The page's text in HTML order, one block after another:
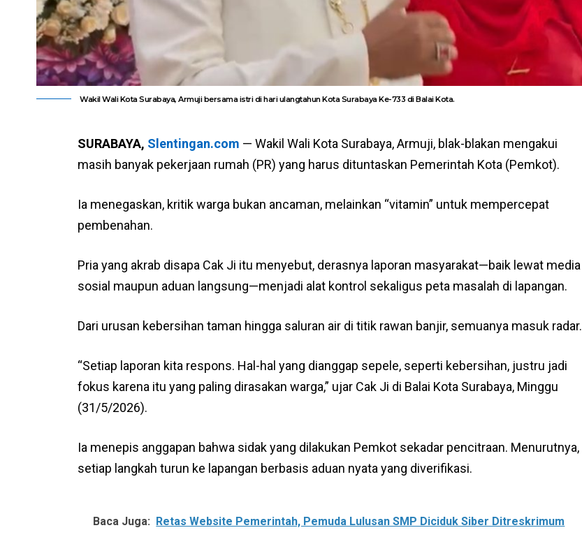
Wakil Wali Kota Surabaya, Armuji bersama istri di hari ulangtahun Kota Surabaya Ke-733 di Balai Kota.
SURABAYA, Slentingan.com — Wakil Wali Kota Surabaya, Armuji, blak-blakan mengakui
masih banyak pekerjaan rumah (PR) yang harus dituntaskan Pemerintah Kota (Pemkot).
Ia menegaskan, kritik warga bukan ancaman, melainkan “vitamin” untuk mempercepat
pembenahan.
Pria yang akrab disapa Cak Ji itu menyebut, derasnya laporan masyarakat—baik lewat media
sosial maupun aduan langsung—menjadi alat kontrol sekaligus peta masalah di lapangan.
Dari urusan kebersihan taman hingga saluran air di titik rawan banjir, semuanya masuk radar.
“Setiap laporan kita respons. Hal-hal yang dianggap sepele, seperti kebersihan, justru jadi
fokus karena itu yang paling dirasakan warga,” ujar Cak Ji di Balai Kota Surabaya, Minggu
(31/5/2026).
Ia menepis anggapan bahwa sidak yang dilakukan Pemkot sekadar pencitraan. Menurutnya,
setiap langkah turun ke lapangan berbasis aduan nyata yang diverifikasi.
Baca Juga: Retas Website Pemerintah, Pemuda Lulusan SMP Diciduk Siber Ditreskrimum